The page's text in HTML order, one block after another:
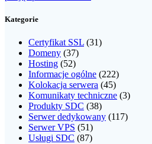
Kategorie
Certyfikat SSL (31)
Domeny (37)
Hosting (52)
Informacje ogólne (222)
Kolokacja serwera (45)
Komunikaty techniczne (3)
Produkty SDC (38)
Serwer dedykowany (117)
Serwer VPS (51)
Usługi SDC (87)